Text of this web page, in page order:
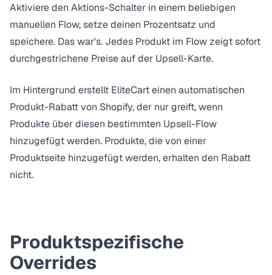
Aktiviere den Aktions-Schalter in einem beliebigen
manuellen Flow, setze deinen Prozentsatz und
speichere. Das war's. Jedes Produkt im Flow zeigt sofort
durchgestrichene Preise auf der Upsell-Karte.
Im Hintergrund erstellt EliteCart einen automatischen
Produkt-Rabatt von Shopify, der nur greift, wenn
Produkte über diesen bestimmten Upsell-Flow
hinzugefügt werden. Produkte, die von einer
Produktseite hinzugefügt werden, erhalten den Rabatt
nicht.
Produktspezifische
Overrides